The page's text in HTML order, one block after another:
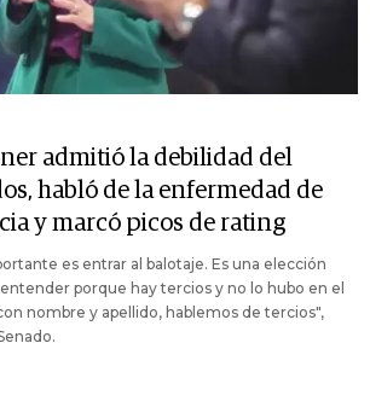
admitió la debilidad del
habló de la enfermedad de
y marcó picos de rating
es entrar al balotaje. Es una elección
porque hay tercios y no lo hubo en el
nombre y apellido, hablemos de tercios",